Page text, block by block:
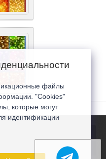
файлы
"Cookies"
которые могут
идентификации